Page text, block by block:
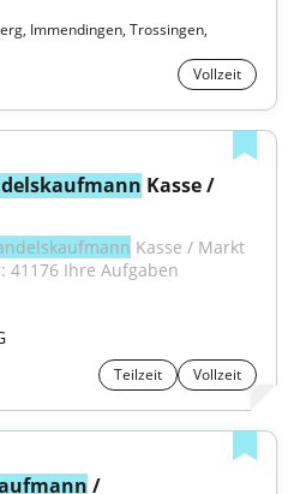
Immendingen, Trossingen,
Vollzeit
Kasse /
Kasse / Markt
41176 Ihre Aufgaben
Teilzeit Vollzeit
/